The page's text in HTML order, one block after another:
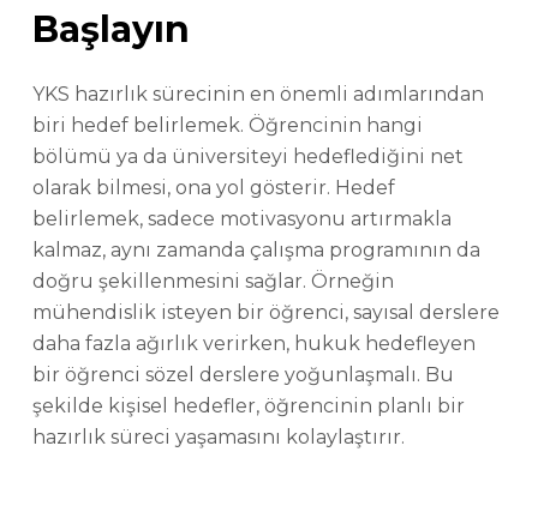
Başlayın
YKS hazırlık sürecinin en önemli adımlarından
biri hedef belirlemek. Öğrencinin hangi
bölümü ya da üniversiteyi hedeflediğini net
olarak bilmesi, ona yol gösterir. Hedef
belirlemek, sadece motivasyonu artırmakla
kalmaz, aynı zamanda çalışma programının da
doğru şekillenmesini sağlar. Örneğin
mühendislik isteyen bir öğrenci, sayısal derslere
daha fazla ağırlık verirken, hukuk hedefleyen
bir öğrenci sözel derslere yoğunlaşmalı. Bu
şekilde kişisel hedefler, öğrencinin planlı bir
hazırlık süreci yaşamasını kolaylaştırır.